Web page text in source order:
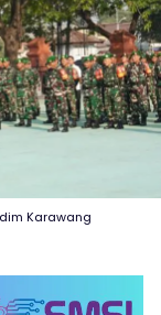
Karawang